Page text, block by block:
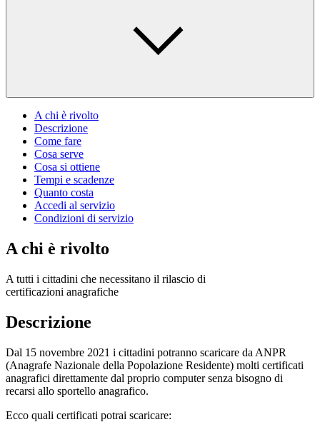
A chi è rivolto
Descrizione
Come fare
Cosa serve
Cosa si ottiene
Tempi e scadenze
Quanto costa
Accedi al servizio
Condizioni di servizio
A chi è rivolto
A tutti i cittadini che necessitano il rilascio di
certificazioni anagrafiche
Descrizione
Dal 15 novembre 2021 i cittadini potranno scaricare da ANPR
(Anagrafe Nazionale della Popolazione Residente) molti certificati
anagrafici direttamente dal proprio computer senza bisogno di
recarsi allo sportello anagrafico.
Ecco quali certificati potrai scaricare: